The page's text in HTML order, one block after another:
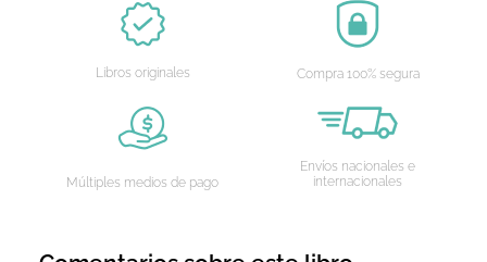
Libros originales Compra 100% segura
Múltiples medios de pago
Envíos nacionales e
internacionales